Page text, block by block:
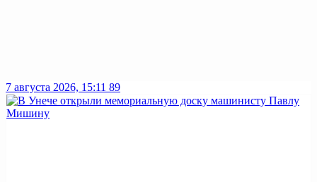
7 августа 2026, 15:11 89